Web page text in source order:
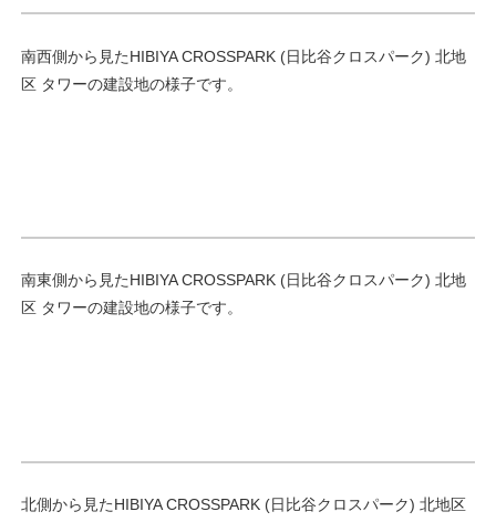
南西側から見たHIBIYA CROSSPARK (日比谷クロスパーク) 北地
区 タワーの建設地の様子です。
南東側から見たHIBIYA CROSSPARK (日比谷クロスパーク) 北地
区 タワーの建設地の様子です。
北側から見たHIBIYA CROSSPARK (日比谷クロスパーク) 北地区